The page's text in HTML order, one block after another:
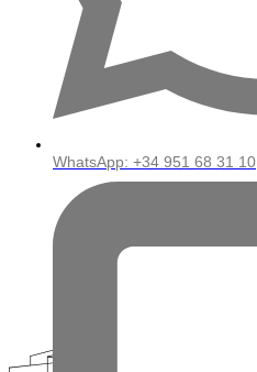
WhatsApp: ‪+34 951 68 31 10‬